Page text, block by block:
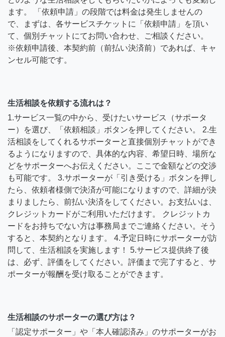
ます。 「依頼申請」の段階では料金は発生しませんの
で、まずは、各サービスチケットに「依頼申請」を頂い
て、個別チャットにてお問い合わせ、ご相談ください。
※依頼申請後、本契約前（前払い決済前）であれば、キャ
ンセル可能です。
生活相談を依頼する流れは？
1.サービス一覧の中から、受けたいサービス（サポータ
ー）を選び、「依頼相談」ボタンを押してください。 2.生
活相談をしてくれるサポーターと直接個別チャットができ
るようになりますので、具体的な内容、希望日時、場所な
どをサポーターへお伝えください。ここで金額などの交渉
も可能です。 3.サポーターが「引き受ける」ボタンを押し
たら、依頼者様側で決済が可能になりますので、詳細が決
まりましたら、前払い決済をしてください。お支払いは、
クレジットカードがご利用いただけます。 クレジットカ
ードをお持ちでない方は事務局までご連絡ください。そう
すると、本契約となります。 4.予定日時にサポーターが訪
問して、生活相談を実施します！ 5.サービス提供終了後
は、必ず、評価をしてください。評価まで完了すると、サ
ポーターが報酬を受け取ることができます。
生活相談のサポーターの選び方は？
「認定サポーター」や「本人確認済み」のサポーターがお